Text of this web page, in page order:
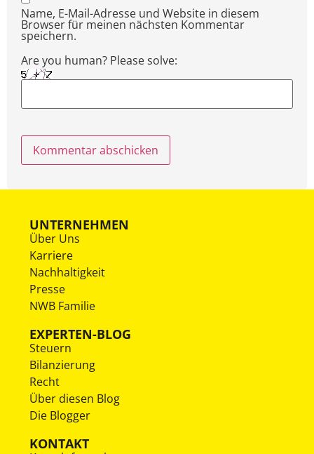
Name, E-Mail-Adresse und Website in diesem
Browser für meinen nächsten Kommentar
speichern.
Are you human? Please solve:
UNTERNEHMEN
Über Uns
Karriere
Nachhaltigkeit
Presse
NWB Familie
EXPERTEN-BLOG
Steuern
Bilanzierung
Recht
Über diesen Blog
Die Blogger
KONTAKT